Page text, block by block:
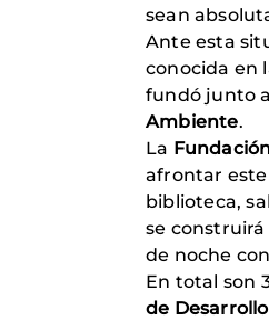
sean
Ante esta
conocida en
fundó junto
Ambiente.
La
afrontar
biblioteca,
se construirá
de noche
En total son
de